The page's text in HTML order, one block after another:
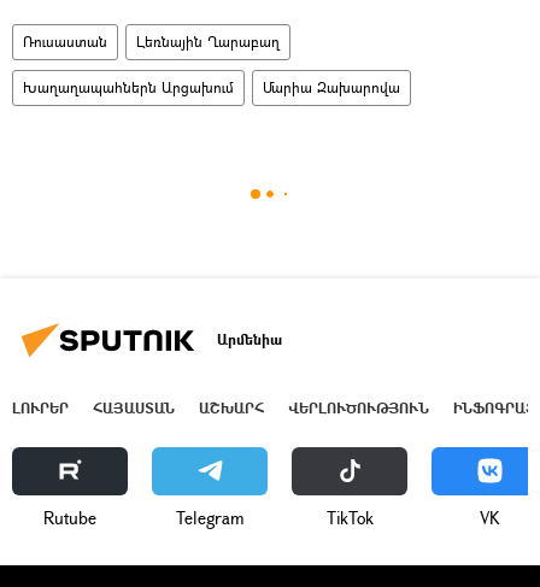
Ռուսաստան Լեռնային Ղարաբաղ
Խաղաղապահներն Արցախում Մարիա Զախարովա
Արմենիա
ԼՈՒՐԵՐ ՀԱՅԱՍՏԱՆ ԱՇԽԱՐՀ ՎԵՐԼՈՒԾՈՒԹՅՈՒՆ
Rutube Telegram ТikТоk VK